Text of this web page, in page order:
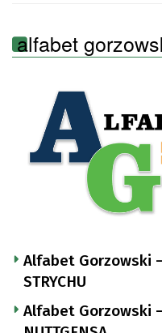
alfabet
Alfabet Gorzowski –
STRYCHU
Alfabet Gorzowski –